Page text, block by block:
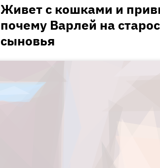
Живет с кошками и
почему Варлей на
сыновья